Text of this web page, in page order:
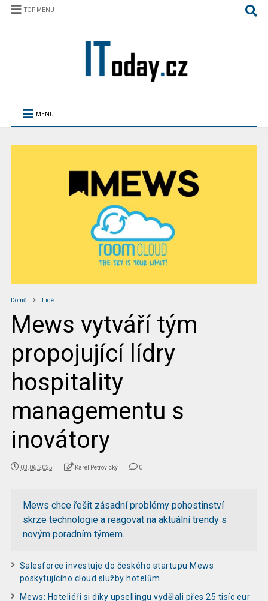
TOP MENU
MENU
Domů Lidé
Mews vytváří tým
propojující lídry
hospitality
managementu s
inovátory
03.06.2025 Karel Petrovický 0
Mews chce řešit zásadní problémy pohostinství
skrze technologie a reagovat na aktuální trendy s
novým poradním týmem.
Salesforce investuje do českého startupu Mews
poskytujícího cloud služby hotelům
Mews: Hoteliéři si díky upsellingu vydělali přes 25 tisíc eur